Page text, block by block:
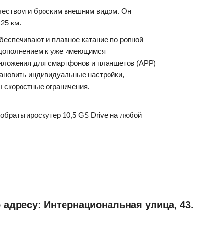
и броским внешним видом. Он
км.
и плавное катание по ровной
к уже имеющимся
для смартфонов и планшетов (APP)
индивидуальные настройки,
ограничения.
гироскутер 10,5 GS Drive на любой
Интернациональная улица, 43.